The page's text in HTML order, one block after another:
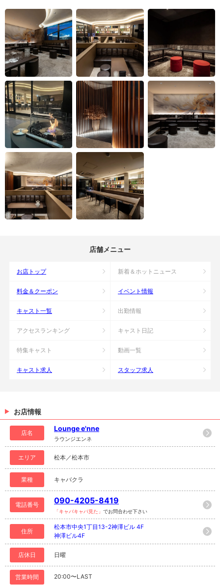
店舗メニュー
お店トップ 新着＆ホットニュース
料金＆クーポン イベント情報
キャスト一覧 出勤情報
アクセスランキング キャスト日記
特集キャスト 動画一覧
キャスト求人 スタッフ求人
お店情報
店名
Lounge e'nne
ラウンジエンネ
エリア 松本／松本市
業種 キャバクラ
電話番号 090-4205-8419
「キャバキャバ見た」 でお問合わせ下さい
住所
松本市中央1丁目13-2神澤ビル 4F
神澤ビル4F
店休日 日曜
営業時間 20:00〜LAST